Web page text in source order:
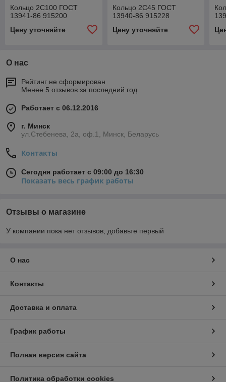
Кольцо 2С100 ГОСТ
13941-86 915200
Цену уточняйте
Кольцо 2С45 ГОСТ
13940-86 915228
Цену уточняйте
О нас
Рейтинг не сформирован
Менее 5 отзывов за последний год
Работает с 06.12.2016
г. Минск
ул.Стебенева, 2а, оф.1, Минск, Беларусь
Контакты
Сегодня работает с 09:00 до 16:30
Показать весь график работы
Отзывы о магазине
У компании пока нет отзывов, добавьте первый
О нас
Контакты
Доставка и оплата
График работы
Полная версия сайта
Политика обработки cookies